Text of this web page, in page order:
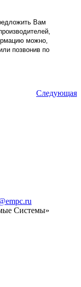
Вам
можно,
позвонив по
Следующая
Системы»